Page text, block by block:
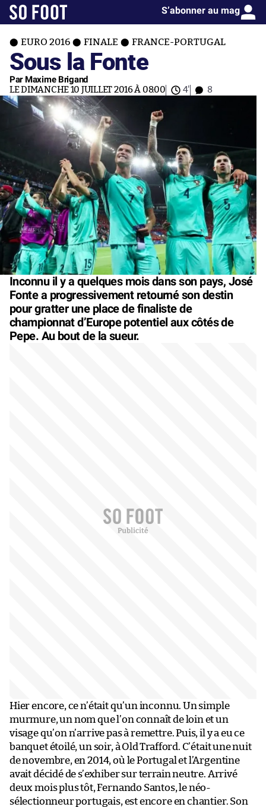
S’abonner au mag
EURO 2016 FINALE FRANCE-PORTUGAL
Sous la Fonte
Par Maxime Brigand
LE DIMANCHE 10 JUILLET 2016 À 08:00 4' 8
Inconnu il y a quelques mois dans son pays, José
Fonte a progressivement retourné son destin
pour gratter une place de finaliste de
championnat d’Europe potentiel aux côtés de
Pepe. Au bout de la sueur.
Hier encore, ce n’était qu’un inconnu. Un simple
murmure, un nom que l’on connaît de loin et un
visage qu’on n’arrive pas à remettre. Puis, il y a eu ce
banquet étoilé, un soir, à Old Trafford. C’était une nuit
de novembre, en 2014, où le Portugal et l’Argentine
avait décidé de s’exhiber sur terrain neutre. Arrivé
deux mois plus tôt, Fernando Santos, le néo-
sélectionneur portugais, est encore en chantier. Son